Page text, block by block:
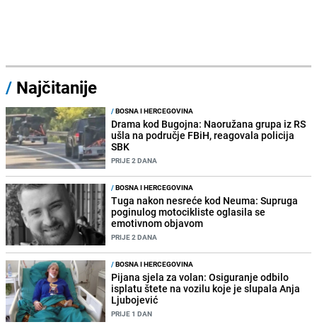
/ Najčitanije
/BOSNA I HERCEGOVINA
Drama kod Bugojna: Naoružana grupa iz RS
ušla na područje FBiH, reagovala policija
SBK
PRIJE 2 DANA
/BOSNA I HERCEGOVINA
Tuga nakon nesreće kod Neuma: Supruga
poginulog motocikliste oglasila se
emotivnom objavom
PRIJE 2 DANA
/BOSNA I HERCEGOVINA
Pijana sjela za volan: Osiguranje odbilo
isplatu štete na vozilu koje je slupala Anja
Ljubojević
PRIJE 1 DAN